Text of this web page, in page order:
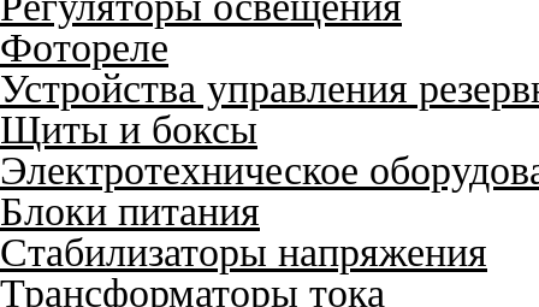
Фотореле
Устройства управления
Щиты и боксы
Электротехническое
Блоки питания
Стабилизаторы напряжения
Трансформаторы тока